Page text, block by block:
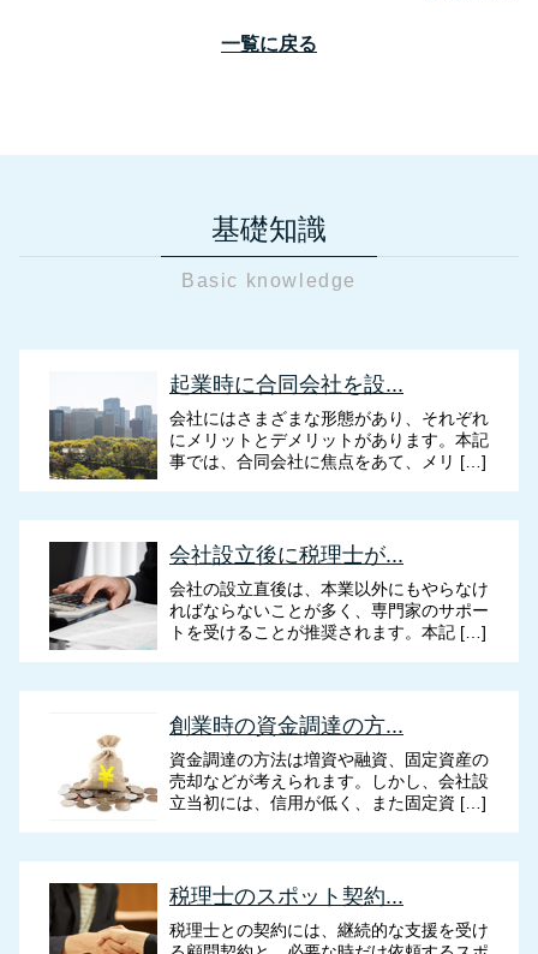
一覧に戻る
基礎知識
Basic knowledge
起業時に合同会社を設...
会社にはさまざまな形態があり、それぞれ
にメリットとデメリットがあります。本記
事では、合同会社に焦点をあて、メリ […]
会社設立後に税理士が...
会社の設立直後は、本業以外にもやらなけ
ればならないことが多く、専門家のサポー
トを受けることが推奨されます。本記 […]
創業時の資金調達の方...
資金調達の方法は増資や融資、固定資産の
売却などが考えられます。しかし、会社設
立当初には、信用が低く、また固定資 […]
税理士のスポット契約...
税理士との契約には、継続的な支援を受け